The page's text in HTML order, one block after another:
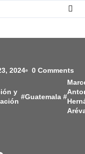
2024 0 Comments
y
#Guatemala #